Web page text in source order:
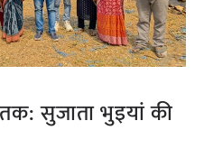
सुजाता भुइयां की